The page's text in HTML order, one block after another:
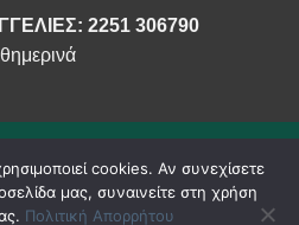
2251 306790
cookies. Αν συνεχίσετε
μας, συναινείτε στη χρήση
Πολιτική Απορρήτου